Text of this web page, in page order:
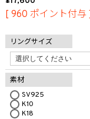
[ 960 ポイント付与 ]
リングサイズ
素材
SV925
K10
K18